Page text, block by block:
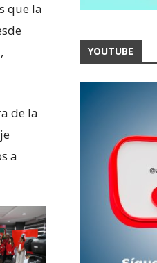
que la
de la
a
YOUTUBE